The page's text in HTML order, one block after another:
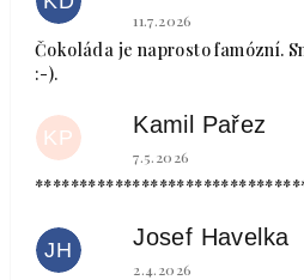
Hodnocení obchodu
11.7.2026
Čokoláda je naprosto famózní.
:-).
KP Kamil Pařez
Hodnocení obchodu
7.5.2026
JH Josef Havelka
Hodnocení obchodu
2.4.2026